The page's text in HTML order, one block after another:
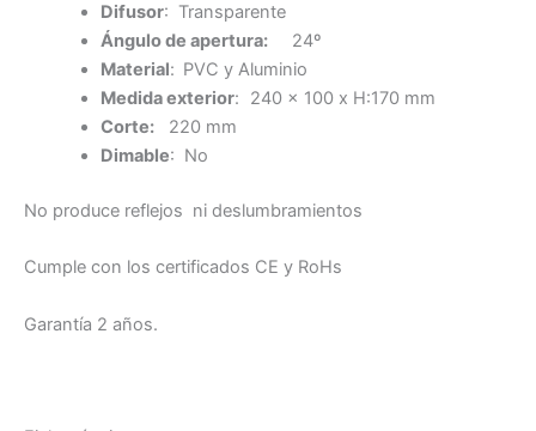
Difusor: Transparente
Ángulo de apertura:24º
Material: PVC y Aluminio
Medida exterior:
240 x 100 x H:170 mm
Corte:220 mm
Dimable: No
No produce reflejos ni deslumbramientos
Cumple con los certificados CE y RoHs
Garantía 2 años.